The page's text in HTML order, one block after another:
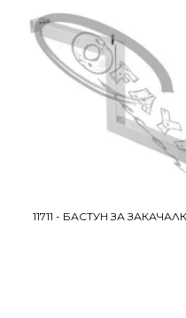
11711 - БАСТУН ЗА